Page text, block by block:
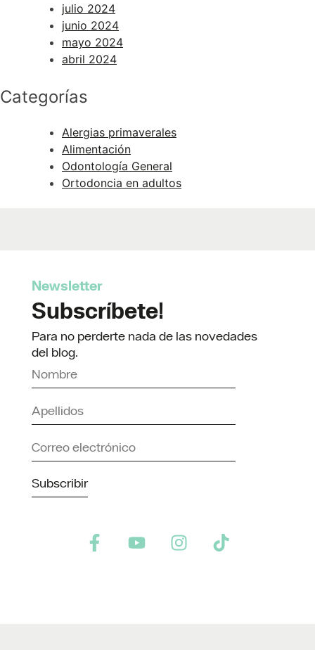
julio 2024
junio 2024
mayo 2024
abril 2024
Categorías
Alergias primaverales
Alimentación
Odontología General
Ortodoncia en adultos
Newsletter
Subscríbete!
Para no perderte nada de las novedades
del blog.
Subscribir